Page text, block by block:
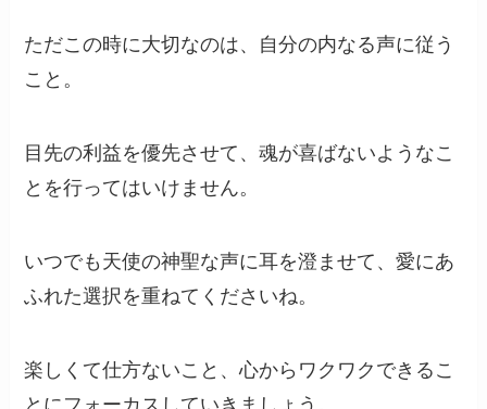
ただこの時に大切なのは、自分の内なる声に従う
こと。
目先の利益を優先させて、魂が喜ばないようなこ
とを行ってはいけません。
いつでも天使の神聖な声に耳を澄ませて、愛にあ
ふれた選択を重ねてくださいね。
楽しくて仕方ないこと、心からワクワクできるこ
とにフォーカスしていきましょう。